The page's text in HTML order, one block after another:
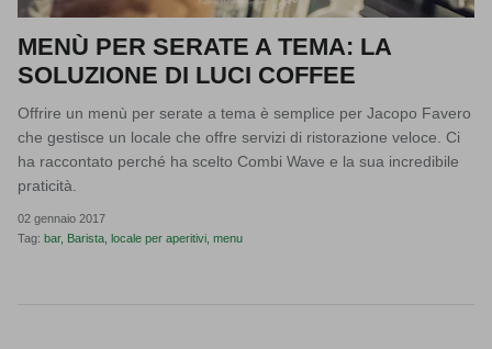
MENÙ PER SERATE A TEMA: LA
SOLUZIONE DI LUCI COFFEE
Offrire un menù per serate a tema è semplice per Jacopo Favero
che gestisce un locale che offre servizi di ristorazione veloce. Ci
ha raccontato perché ha scelto Combi Wave e la sua incredibile
praticità.
02 gennaio 2017
Tag: bar Barista locale per aperitivi menu